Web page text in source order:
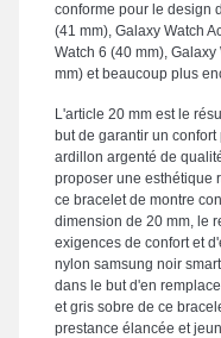
conforme pour le design
(41 mm), Galaxy Watch
Watch 6 (40 mm),
mm) et beaucoup plus
L'article 20 mm est le
but de garantir un
ardillon argenté de
proposer une esthétique
ce bracelet de montre
dimension de 20 mm, le
exigences de confort et
nylon samsung noir
dans le but d'en
et gris sobre de ce
prestance élancée et